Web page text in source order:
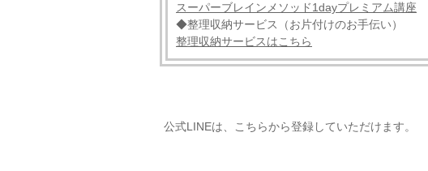
スーパーブレインメソッド1dayプレミアム講座
◆整理収納サービス（お片付けのお手伝い）
整理収納サービスはこちら
公式LINEは、こちらから登録していただけます。